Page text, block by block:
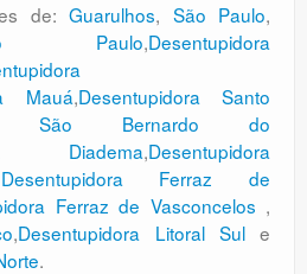
de: Guarulhos, São Paulo,
Paulo,Desentupidora
Mauá,Desentupidora Santo
São Bernardo do
Diadema,Desentupidora
Desentupidora Ferraz de
Ferraz de Vasconcelos ,
,Desentupidora Litoral Sule
.